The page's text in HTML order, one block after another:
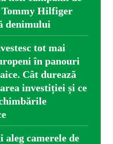
Tommy Hilfiger
denimului
tot mai
în panouri
Cât durează
investiției și ce
aleg camerele de